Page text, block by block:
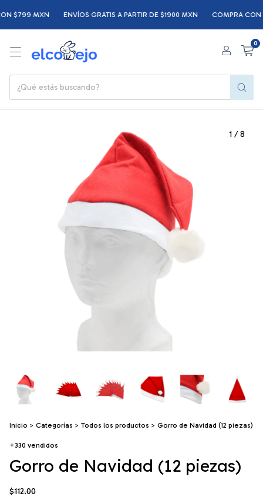
$799 MXN ENVÍOS GRATIS A PARTIR DE $1900 MXN COMPRA CON
0
1 /8
Inicio > Categorías > Todos los productos > Gorro de Navidad (12 piezas)
+330 vendidos
Gorro de Navidad (12 piezas)
$112.00